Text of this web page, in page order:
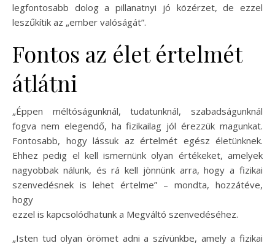
legfontosabb dolog a pillanatnyi jó közérzet, de ezzel
leszűkítik az „ember valóságát”.
Fontos az élet értelmét
átlátni
„Éppen méltóságunknál, tudatunknál, szabadságunknál
fogva nem elegendő, ha fizikailag jól érezzük magunkat.
Fontosabb, hogy lássuk az értelmét egész életünknek.
Ehhez pedig el kell ismernünk olyan értékeket, amelyek
nagyobbak nálunk, és rá kell jönnünk arra, hogy a fizikai
szenvedésnek is lehet értelme” – mondta, hozzátéve,
hogy
ezzel is kapcsolódhatunk a Megváltó szenvedéséhez.
„Isten tud olyan örömet adni a szívünkbe, amely a fizikai